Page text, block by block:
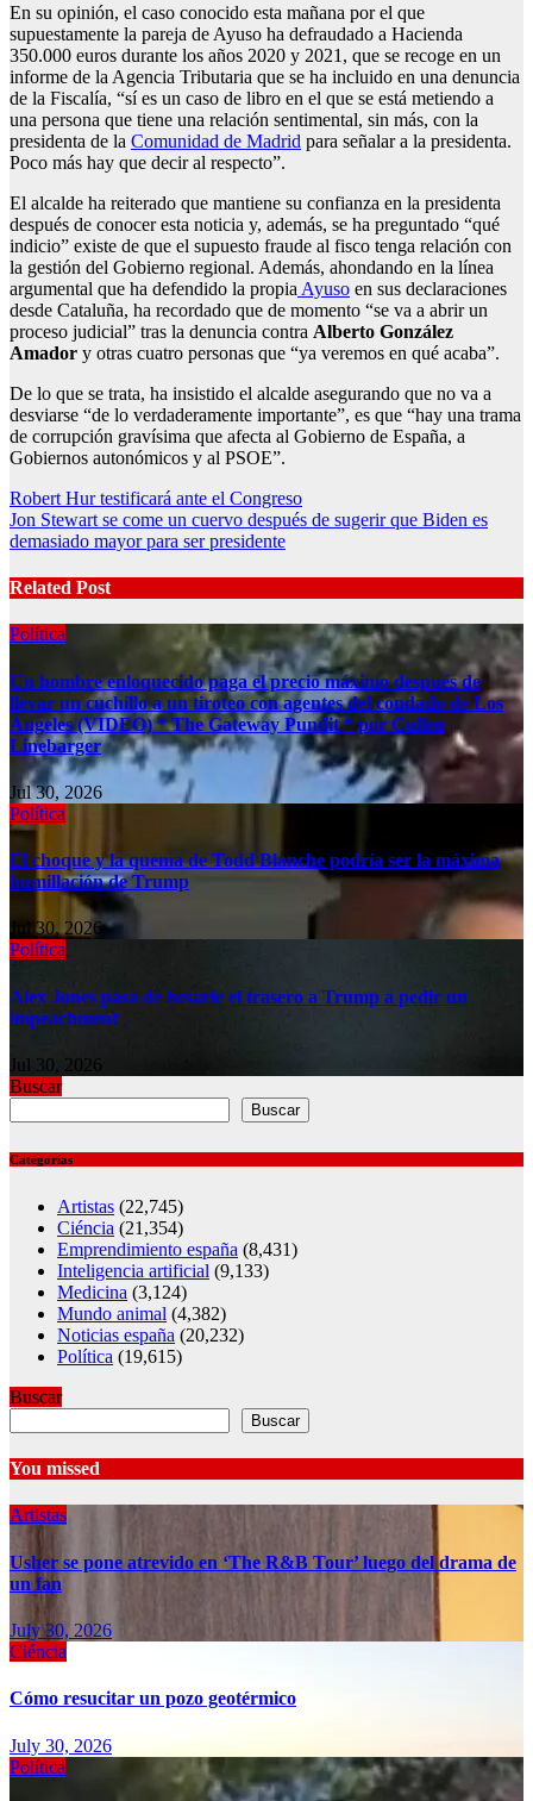
En su opinión, el caso conocido esta mañana por el que
supuestamente la pareja de Ayuso ha defraudado a Hacienda
350.000 euros durante los años 2020 y 2021, que se recoge en un
informe de la Agencia Tributaria que se ha incluido en una denuncia
de la Fiscalía, “sí es un caso de libro en el que se está metiendo a
una persona que tiene una relación sentimental, sin más, con la
presidenta de la Comunidad de Madrid para señalar a la presidenta.
Poco más hay que decir al respecto”.
El alcalde ha reiterado que mantiene su confianza en la presidenta
después de conocer esta noticia y, además, se ha preguntado “qué
indicio” existe de que el supuesto fraude al fisco tenga relación con
la gestión del Gobierno regional. Además, ahondando en la línea
argumental que ha defendido la propia Ayuso en sus declaraciones
desde Cataluña, ha recordado que de momento “se va a abrir un
proceso judicial” tras la denuncia contra Alberto González
Amador y otras cuatro personas que “ya veremos en qué acaba”.
De lo que se trata, ha insistido el alcalde asegurando que no va a
desviarse “de lo verdaderamente importante”, es que “hay una trama
de corrupción gravísima que afecta al Gobierno de España, a
Gobiernos autonómicos y al PSOE”.
Post
navigation
Robert Hur testificará ante el Congreso
Jon Stewart se come un cuervo después de sugerir que Biden es
demasiado mayor para ser presidente
Related Post
Política
Un hombre enloquecido paga el precio máximo después de
llevar un cuchillo a un tiroteo con agentes del condado de Los
Ángeles (VIDEO) * The Gateway Pundit * por Cullen
Linebarger
Jul 30, 2026
Política
El choque y la quema de Todd Blanche podría ser la máxima
humillación de Trump
Jul 30, 2026
Política
Alex Jones pasa de besarle el trasero a Trump a pedir un
impeachment
Jul 30, 2026
Buscar
Buscar
Categorías
Artistas (22,745)
Ciéncia (21,354)
Emprendimiento españa (8,431)
Inteligencia artificial (9,133)
Medicina (3,124)
Mundo animal (4,382)
Noticias españa (20,232)
Política (19,615)
Buscar
Buscar
You missed
Artistas
Usher se pone atrevido en ‘The R&B Tour’ luego del drama de
un fan
July 30, 2026
Ciéncia
Cómo resucitar un pozo geotérmico
July 30, 2026
Política